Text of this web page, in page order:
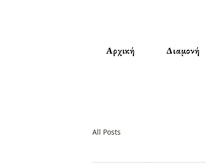
Αρχική Διαμονή
All Posts